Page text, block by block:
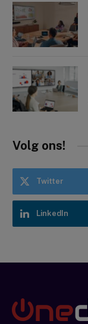
Volg ons!
Twitter
LinkedIn